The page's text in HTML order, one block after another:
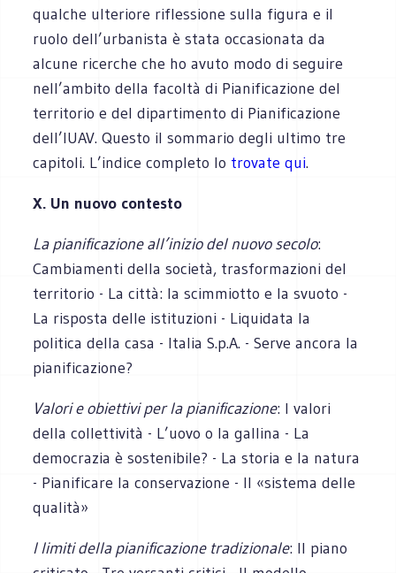
qualche ulteriore riflessione sulla figura e il
ruolo dell’urbanista è stata occasionata da
alcune ricerche che ho avuto modo di seguire
nell’ambito della facoltà di Pianificazione del
territorio e del dipartimento di Pianificazione
dell’IUAV. Questo il sommario degli ultimo tre
capitoli. L’indice completo lo trovate qui.
X. Un nuovo contesto
La pianificazione all’inizio del nuovo secolo:
Cambiamenti della società, trasformazioni del
territorio - La città: la scimmiotto e la svuoto -
La risposta delle istituzioni - Liquidata la
politica della casa - Italia S.p.A. - Serve ancora la
pianificazione?
Valori e obiettivi per la pianificazione: I valori
della collettività - L’uovo o la gallina - La
democrazia è sostenibile? - La storia e la natura
- Pianificare la conservazione - Il «sistema delle
qualità»
I limiti della pianificazione tradizionale: Il piano